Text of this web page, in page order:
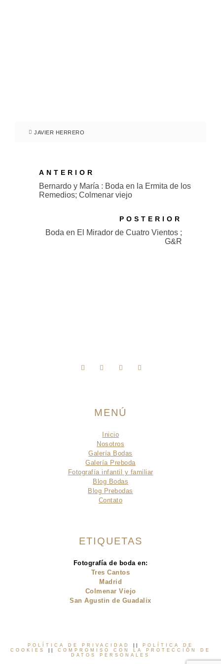
JAVIER HERRERO
ANTERIOR
Bernardo y María : Boda en la Ermita de los
Remedios; Colmenar viejo
POSTERIOR
Boda en El Mirador de Cuatro Vientos ;
G&R
MENÚ
Inicio
Nosotros
Galería Bodas
Galería Preboda
Fotografía infantil y familiar
Blog Bodas
Blog Prebodas
Contato
ETIQUETAS
Fotografía de boda en:
Tres Cantos
Madrid
Colmenar Viejo
San Agustin de Guadalix
POLÍTICA DE PRIVACIDAD
POLÍTICA DE
COOKIES
COMPROMISO CON LA PROTECCIÓN DE
DATOS PERSONALES